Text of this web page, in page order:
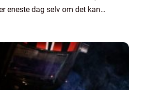
eneste dag selv om det kan